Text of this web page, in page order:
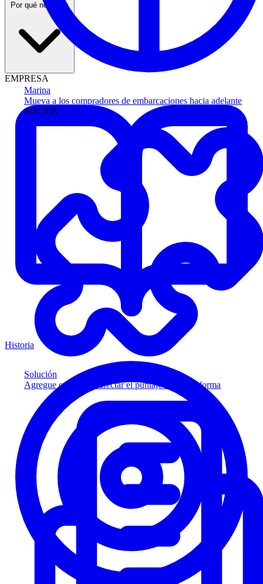
Marina
Mueva a los compradores de embarcaciones hacia adelante
SOCIOS
Solución
Agregue crédito sin afectar el puntaje a su plataforma
Por qué nosotros
EMPRESA
Historia